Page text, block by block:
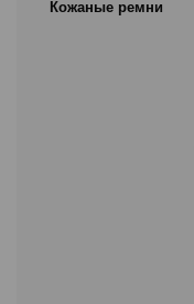
Кожаные ремни